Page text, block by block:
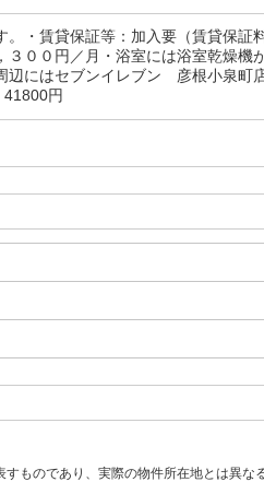
。・賃貸保証等：加入要（賃貸保証
３００円／月・浴室には浴室乾燥
辺にはセブンイレブン 彦根小泉町
41800円
ものであり、実際の物件所在地とは異な